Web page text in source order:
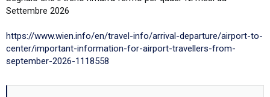
Settembre 2026
https://www.wien.info/en/travel-info/arrival-departure/airport-to-
center/important-information-for-airport-travellers-from-
september-2026-1118558